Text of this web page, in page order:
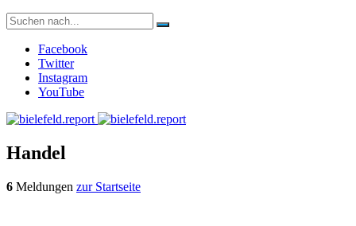
Suche
nach:
Facebook
Twitter
Instagram
YouTube
Handel
6 Meldungen zur Startseite